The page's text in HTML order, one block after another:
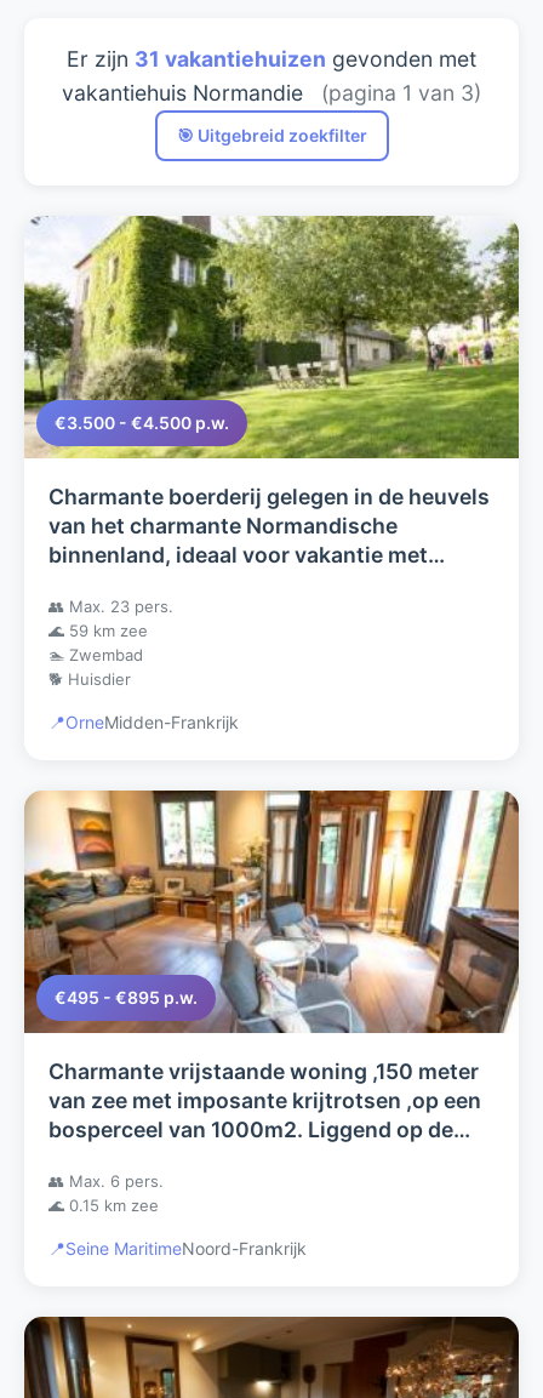
Er zijn 31 vakantiehuizen gevonden met
vakantiehuis Normandie
(pagina 1 van 3)
🎯 Uitgebreid zoekfilter
€3.500 - €4.500 p.w.
Charmante boerderij gelegen in de heuvels
van het charmante Normandische
binnenland, ideaal voor vakantie met
👥 Max. 23 pers.
🌊 59 km zee
🏊 Zwembad
🐕 Huisdier
📍OrneMidden-Frankrijk
€495 - €895 p.w.
Charmante vrijstaande woning ,150 meter
van zee met imposante krijtrotsen ,op een
bosperceel van 1000m2. Liggend op de
👥 Max. 6 pers.
🌊 0.15 km zee
📍Seine MaritimeNoord-Frankrijk